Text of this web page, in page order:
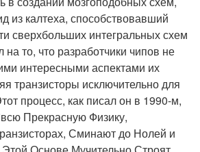
из калтеха, способствовавший
сверхбольших интегральных схем
на то, что разработчики чипов не
интересными аспектами их
транзисторы исключительно для
процесс, как писал он в 1990-м,
Прекрасную Физику,
Сминают до Нолей и